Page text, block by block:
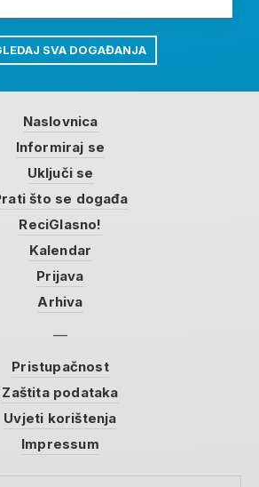
SVA DOGAĐANJA
Naslovnica
Informiraj se
Uključi se
što se događa
ReciGlasno!
Kalendar
Prijava
Arhiva
Pristupačnost
Zaštita podataka
Uvjeti korištenja
Impressum